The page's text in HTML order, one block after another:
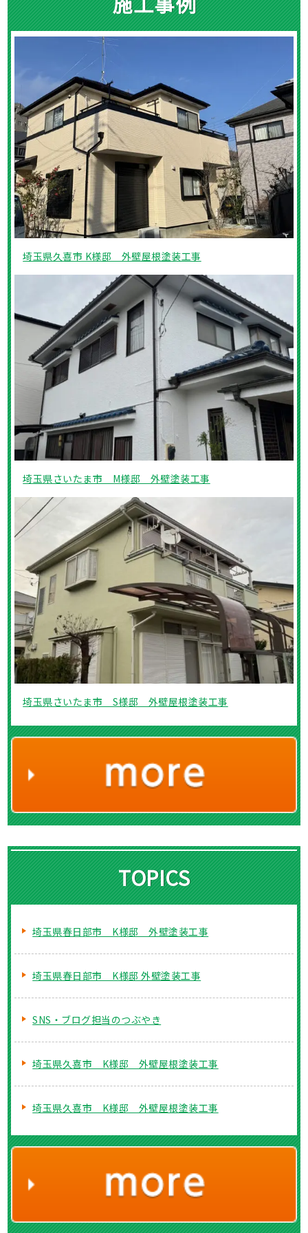
埼玉県久喜市 K様邸 外壁屋根塗装工事
埼玉県さいたま市 M様邸 外壁塗装工事
埼玉県さいたま市 S様邸 外壁屋根塗装工事
TOPICS
埼玉県春日部市 K様邸 外壁塗装工事
埼玉県春日部市 K様邸 外壁塗装工事
SNS・ブログ担当のつぶやき
埼玉県久喜市 K様邸 外壁屋根塗装工事
埼玉県久喜市 K様邸 外壁屋根塗装工事